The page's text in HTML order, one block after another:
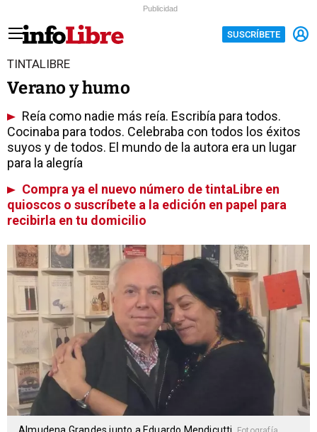
Publicidad
SUSCRÍBETE
TINTALIBRE
Verano y humo
Reía como nadie más reía. Escribía para todos.
Cocinaba para todos. Celebraba con todos los éxitos
suyos y de todos. El mundo de la autora era un lugar
para la alegría
Compra ya el nuevo número de tintaLibre en
quioscos o suscríbete a la edición en papel para
recibirla en tu domicilio